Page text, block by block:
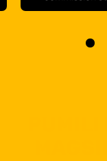
PUMILI